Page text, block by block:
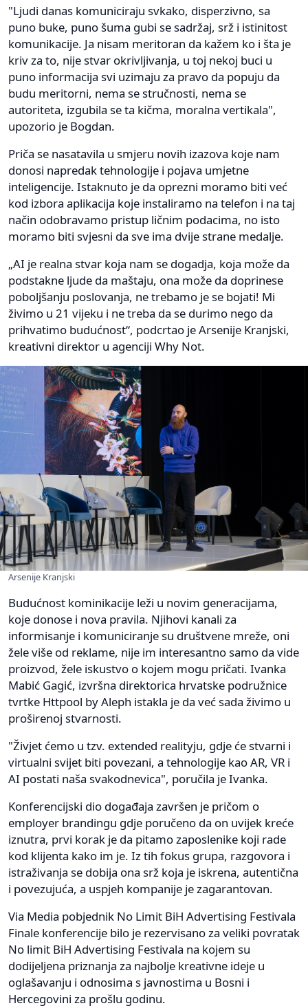
"Ljudi danas komuniciraju svkako, disperzivno, sa
puno buke, puno šuma gubi se sadržaj, srž i istinitost
komunikacije. Ja nisam meritoran da kažem ko i šta je
kriv za to, nije stvar okrivljivanja, u toj nekoj buci u
puno informacija svi uzimaju za pravo da popuju da
budu meritorni, nema se stručnosti, nema se
autoriteta, izgubila se ta kičma, moralna vertikala",
upozorio je Bogdan.
Priča se nasatavila u smjeru novih izazova koje nam
donosi napredak tehnologije i pojava umjetne
inteligencije. Istaknuto je da oprezni moramo biti već
kod izbora aplikacija koje instaliramo na telefon i na taj
način odobravamo pristup ličnim podacima, no isto
moramo biti svjesni da sve ima dvije strane medalje.
„AI je realna stvar koja nam se dogadja, koja može da
podstakne ljude da maštaju, ona može da doprinese
poboljšanju poslovanja, ne trebamo je se bojati! Mi
živimo u 21 vijeku i ne treba da se durimo nego da
prihvatimo budućnost“, podcrtao je Arsenije Kranjski,
kreativni direktor u agenciji Why Not.
Arsenije Kranjski
Budućnost kominikacije leži u novim generacijama,
koje donose i nova pravila. Njihovi kanali za
informisanje i komuniciranje su društvene mreže, oni
žele više od reklame, nije im interesantno samo da vide
proizvod, žele iskustvo o kojem mogu pričati. Ivanka
Mabić Gagić, izvršna direktorica hrvatske podružnice
tvrtke Httpool by Aleph istakla je da već sada živimo u
proširenoj stvarnosti.
"Živjet ćemo u tzv. extended realityju, gdje će stvarni i
virtualni svijet biti povezani, a tehnologije kao AR, VR i
AI postati naša svakodnevica", poručila je Ivanka.
Konferencijski dio događaja završen je pričom o
employer brandingu gdje poručeno da on uvijek kreće
iznutra, prvi korak je da pitamo zaposlenike koji rade
kod klijenta kako im je. Iz tih fokus grupa, razgovora i
istraživanja se dobija ona srž koja je iskrena, autentična
i povezujuća, a uspjeh kompanije je zagarantovan.
Via Media pobjednik No Limit BiH Advertising Festivala
Finale konferencije bilo je rezervisano za veliki povratak
No limit BiH Advertising Festivala na kojem su
dodijeljena priznanja za najbolje kreativne ideje u
oglašavanju i odnosima s javnostima u Bosni i
Hercegovini za prošlu godinu.